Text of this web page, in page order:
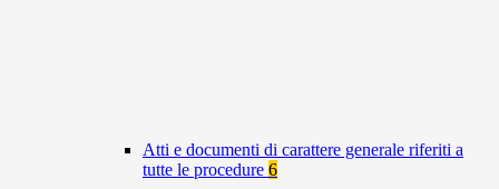
Atti e documenti di carattere generale riferiti a
tutte le procedure 6